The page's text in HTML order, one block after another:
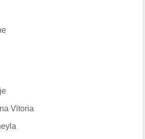
Vitoria